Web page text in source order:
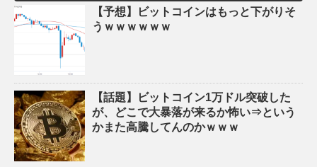
【予想】ビットコインはもっと下がりそ
うｗｗｗｗｗｗ
【話題】ビットコイン1万ドル突破した
が、どこで大暴落が来るか怖い⇒という
かまた高騰してんのかｗｗｗ